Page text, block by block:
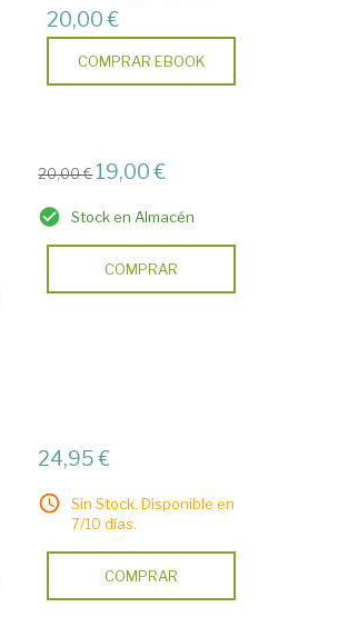
20,00 €
COMPRAR EBOOK
20,00 € 19,00 €
Stock en Almacén
COMPRAR
24,95 €
Sin Stock. Disponible en
7/10 días.
COMPRAR